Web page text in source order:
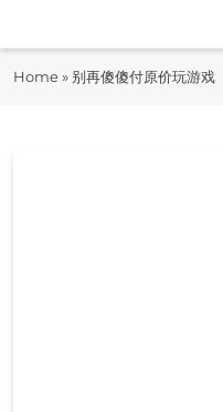
Home»别再傻傻付原价玩游戏